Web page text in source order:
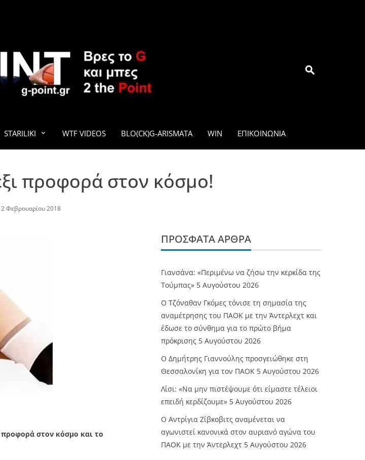
G-POINT.GR
STARILIKI WTF VIDEOS BLO(CK)G-ARISMATA WIN ΕΠΙΚΟΙΝΩΝΊΑ
προφορά στον κόσμο!
Φεβρουαρίου 2018
προφορά στον κόσμο και το
ΠΡΌΣΦΑΤΑ ΆΡΘΡΑ
Γιανσάνα: «Περιμένω να ζήσω την κερκίδα της
Τούμπας» 5 Αυγούστου 2026
Ο Τζόναθαν Γκόμες τόνισε τη σημασία της
αναμέτρησης του ΠΑΟΚ με την Άντερλεχτ και
έδωσε το σύνθημα για το πρώτο βήμα
πρόκρισης 5 Αυγούστου 2026
Ο Δημήτρης Γιαννούλης προσγειώθηκε στη
Θεσσαλονίκη για τον ΠΑΟΚ 5 Αυγούστου 2026
Λίσι: «Να μην πιστέψουμε ότι είμαστε τέλειοι
επειδή κερδίζουμε» 5 Αυγούστου 2026
Ο Αντρίγια Ζίβκοβιτς αναμένεται να
αγωνιστεί κανονικά στον αυριανό αγώνα του
ΠΑΟΚ με την Άντερλεχτ 5 Αυγούστου 2026